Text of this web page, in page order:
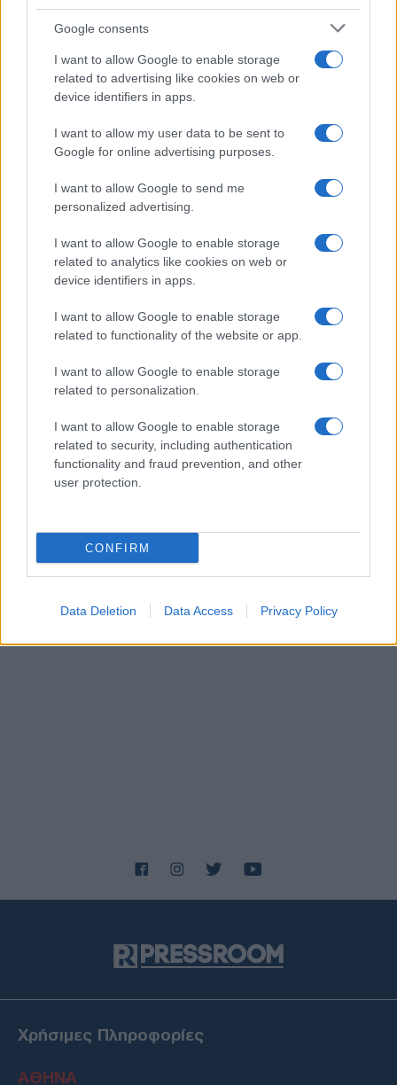
Google consents
I want to allow Google to enable storage
related to advertising like cookies on web or
device identifiers in apps.
I want to allow my user data to be sent to
Google for online advertising purposes.
I want to allow Google to send me
personalized advertising.
I want to allow Google to enable storage
related to analytics like cookies on web or
device identifiers in apps.
I want to allow Google to enable storage
related to functionality of the website or app.
I want to allow Google to enable storage
related to personalization.
I want to allow Google to enable storage
related to security, including authentication
functionality and fraud prevention, and other
user protection.
CONFIRM
Data Deletion Data Access Privacy Policy
08/08/26 - 09:44
Πόρτο Γερμενό: Ξεκίνησε η μάχη για την αποκατάσταση
των ζημιών
ΤΟΥΡΚΙΑ
Αντίδραση της Τουρκίας στο νέο Χωροταξικό για τον
τουρισμό
08/08/26 - 08:59
Καιρός: στους 39°C η θερμοκρασία και μελτέμια στο
ΕΛΛΑΔΑ
08/08/26 - 08:42
08/08/26 - 08:29
απόφαση που μπλοκάρει την κατασκευή της αίθουσας
χορού στον Λευκό Οίκο
08/08/26 - 08:15
Μετά από μήνες, τον Ιούλη μείωση των τιμών στα σούπερ
μάρκετ
ΖΩΔΙΑ
Ζώδια: Οι αστρολογικές προβλέψεις για το
Σαββατοκύριακο 8-9 Αυγούστου από την Αλεξάνδρα
Καρτά
ΕΛΛΑΔΑ
Προσφυγές σε ελληνικά και αμερικανικά δικαστήρια από
07/08/26 - 22:51
07/08/26 - 22:29
07/08/26 - 22:13
Τουρκίας και Πακιστάν — Ένα «ισλαμικό ΝΑΤΟ» στα
Χρήσιμες Πληροφορίες
ΑΘΗΝΑ